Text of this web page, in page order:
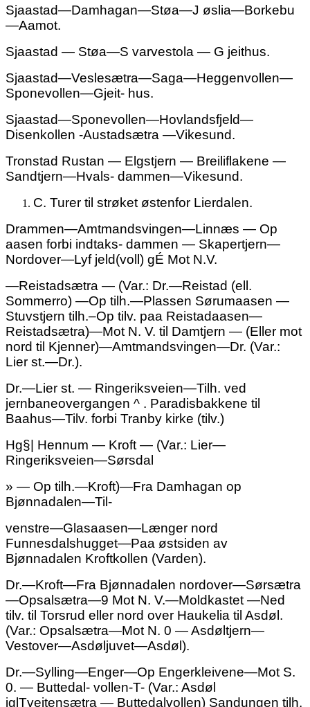
Sjaastad—Damhagan—Støa—J øslia—Borkebu
—Aamot.
Sjaastad — Støa—S varvestola — G jeithus.
Sjaastad—Veslesætra—Saga—Heggenvollen—
Sponevollen—Gjeit- hus.
Sjaastad—Sponevollen—Hovlandsfjeld—
Disenkollen -Austadsætra —Vikesund.
Tronstad Rustan — Elgstjern — Breiliflakene —
Sandtjern—Hvals- dammen—Vikesund.
C. Turer til strøket østenfor Lierdalen.
Drammen—Amtmandsvingen—Linnæs — Op
aasen forbi indtaks- dammen — Skapertjern—
Nordover—Lyf jeld(voll) gÉ Mot N.V.
—Reistadsætra — (Var.: Dr.—Reistad (ell.
Sommerro) —Op tilh.—Plassen Sørumaasen —
Stuvstjern tilh.–Op tilv. paa Reistadaasen—
Reistadsætra)—Mot N. V. til Damtjern — (Eller mot
nord til Kjenner)—Amtmandsvingen—Dr. (Var.:
Lier st.—Dr.).
Dr.—Lier st. — Ringeriksveien—Tilh. ved
jernbaneovergangen ^ . Paradisbakkene til
Baahus—Tilv. forbi Tranby kirke (tilv.)
Hg§| Hennum — Kroft — (Var.: Lier—
Ringeriksveien—Sørsdal
» — Op tilh.—Kroft)—Fra Damhagan op
Bjønnadalen—Til-
venstre—Glasaasen—Længer nord
Funnesdalshugget—Paa østsiden av
Bjønnadalen Kroftkollen (Varden).
Dr.—Kroft—Fra Bjønnadalen nordover—Sørsætra
—Opsalsætra—9 Mot N. V.—Moldkastet —Ned
tilv. til Torsrud eller nord over Haukelia til Asdøl.
(Var.: Opsalsætra—Mot N. 0 —Asdøltjern—
Vestover—Asdøljuvet—Asdøl).
Dr.—Sylling—Enger—Op Engerkleivene—Mot S.
0. — Buttedal- vollen-T- (Var.: Asdøl
jglTveitensætra — Buttedalvollen) Sandungen tilh.